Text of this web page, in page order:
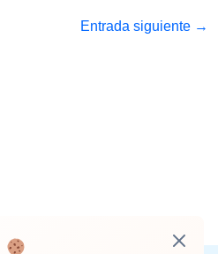
Entrada siguiente →